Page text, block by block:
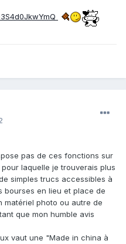
pas de ces fonctions sur
laquelle je trouverais plus
simples trucs accessibles à
bourses en lieu et place de
matériel photo ou autre de
que mon humble avis
vaut une "Made in china à